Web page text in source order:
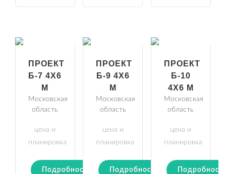
ПРОЕКТ
Б-7 4Х6
М
Московская
область
цена и
планировка
Подробности
ПРОЕКТ
Б-9 4Х6
М
Московская
область
цена и
планировка
Подробности
ПРОЕКТ
Б-10
4Х6 М
Московская
область
цена и
планировка